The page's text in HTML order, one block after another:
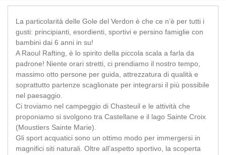
Email
La particolarità delle Gole del Verdon è che ce n’è per tutti i
gusti: principianti, esordienti, sportivi e persino famiglie con
bambini dai 6 anni in su!
A Raoul Rafting, è lo spirito della piccola scala a farla da
padrone! Niente orari stretti, ci prendiamo il nostro tempo,
massimo otto persone per guida, attrezzatura di qualità e
soprattutto partenze scaglionate per integrarsi il più possibile
nel paesaggio.
Ci troviamo nel campeggio di Chasteuil e le attività che
proponiamo si svolgono tra Castellane e il lago Sainte Croix
(Moustiers Sainte Marie).
Gli sport acquatici sono un ottimo modo per immergersi in
magnifici siti naturali. Oltre all’aspetto sportivo, la scoperta